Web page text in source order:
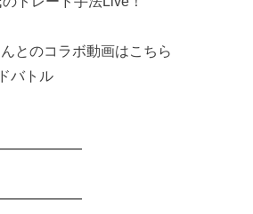
とのコラボ動画はこちら
バトル